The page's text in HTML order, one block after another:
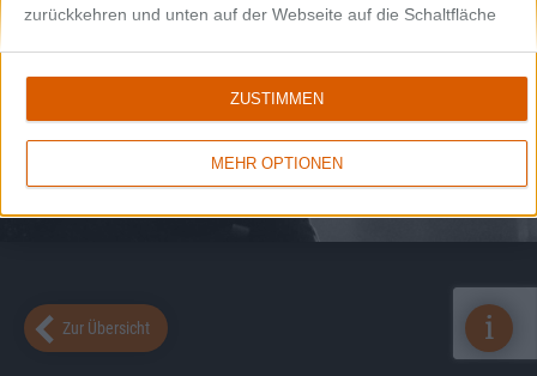
zurückkehren und unten auf der Webseite auf die Schaltfläche
MEHR OPTIONEN
ZUSTIMMEN
Zur Übersicht i